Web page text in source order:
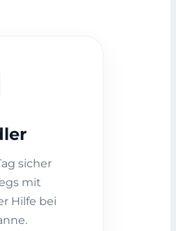
sicher
mit
Hilfe bei